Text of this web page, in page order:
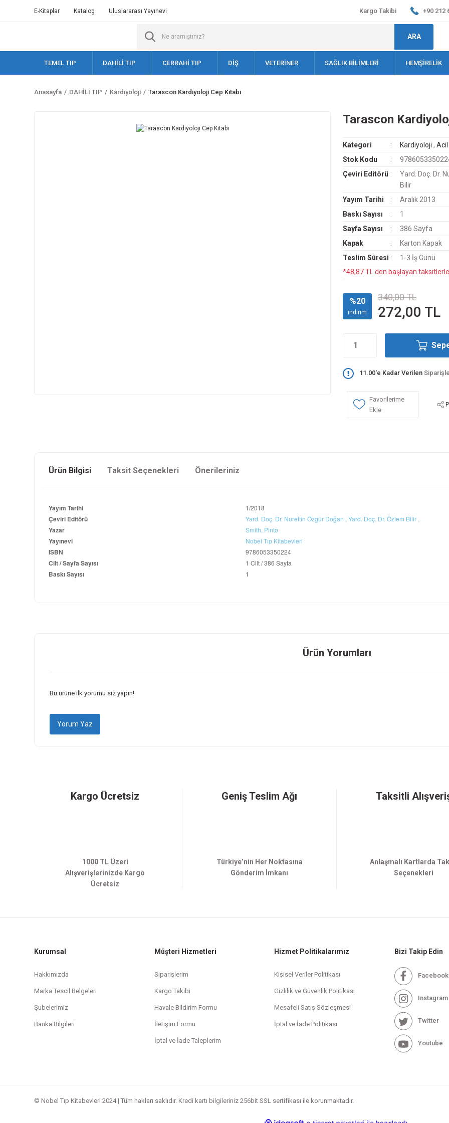
E-Kitaplar Katalog Uluslararası Yayınevi Kargo Takibi +90 212
ARA
TEMEL TIP DAHİLİ TIP CERRAHİ TIP DİŞ VETERİNER SAĞLIK BİLİMLERİ HEMŞİRELİK
Anasayfa DAHİLİ TIP Kardiyoloji Tarascon Kardiyoloji Cep Kitabı
Tarascon
Kategori Kardiyoloji , Acil
Stok Kodu
Çeviri Editörü
Yard. Doç. Dr.
Bilir
Yayım Tarihi
Aralık 2013
Baskı Sayısı
1
Sayfa Sayısı
386 Sayfa
Kapak
Karton Kapak
Teslim Süresi
1-3 İş Günü
*48,87 TL den başlayan
%20
indirim
340,00 TL
272,00 TL
11.00'e Kadar Verilen
Ürün Bilgisi Taksit Seçenekleri Önerileriniz
Yayım Tarihi 1/2018
Çeviri Editörü Yard. Doç. Dr. Nurettin Özgür Doğan , Yard. Doç. Dr. Özlem Bilir ,
Yazar Smith, Pinto
Yayınevi Nobel Tıp Kitabevleri
ISBN 9786053350224
Cilt / Sayfa Sayısı 1 Cilt / 386 Sayfa
Baskı Sayısı 1
Bu ürüne benzer farklı alternatifler olmalı.
Ürün Yorumları
Bu ürüne ilk yorumu siz yapın!
Yorum Yaz
Kargo Ücretsiz
1000 TL Üzeri
Alışverişlerinizde Kargo
Ücretsiz
Geniş Teslim Ağı
Türkiye’nin Her Noktasına
Gönderim İmkanı
Taksitli
Anlaşmalı Kartlarda
Seçenekleri
Kurumsal
Hakkımızda
Marka Tescil Belgeleri
Şubelerimiz
Banka Bilgileri
Müşteri Hizmetleri
Siparişlerim
Kargo Takibi
Havale Bildirim Formu
İletişim Formu
İptal ve İade Taleplerim
Hizmet Politikalarımız
Kişisel Veriler Politikası
Gizlilik ve Güvenlik Politikası
Mesafeli Satış Sözleşmesi
İptal ve İade Politikası
Bizi Takip Edin
Facebook
Instagram
Twitter
Youtube
© Nobel Tıp Kitabevleri 2024 | Tüm hakları saklıdır. Kredi kartı bilgileriniz 256bit SSL sertifikası ile korunmaktadır.